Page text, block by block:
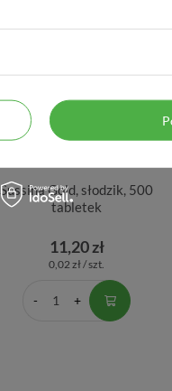
Sussina Gold, słodzik, 500
tabletek
11,20 zł
0,02 zł / szt.